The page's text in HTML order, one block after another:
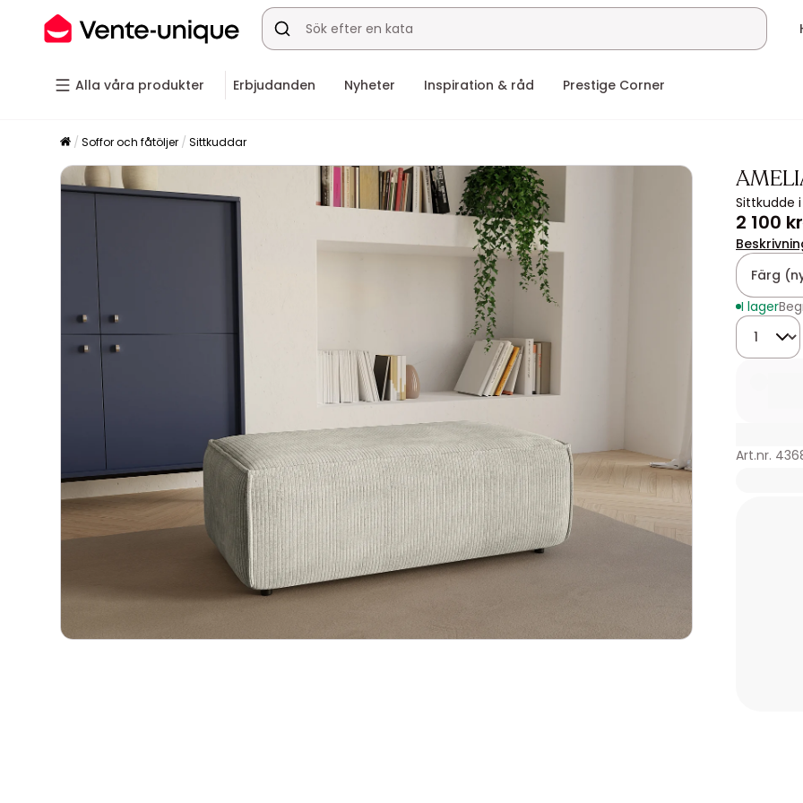
Alla våra produkter Erbjudanden Nyheter Inspiration & råd Prestige Corner
Soffor och fåtöljer Sittkuddar
Sittkudde
2 100 kr
Färg
I lager
Kvantitet
Art.nr.